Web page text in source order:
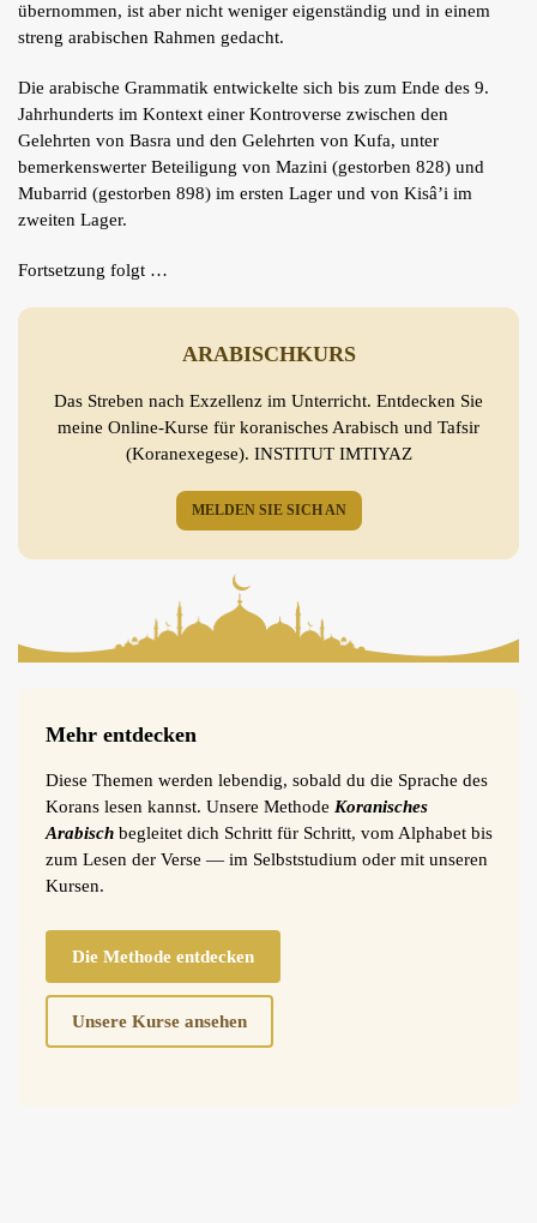
übernommen, ist aber nicht weniger eigenständig und in einem
streng arabischen Rahmen gedacht.
Die arabische Grammatik entwickelte sich bis zum Ende des 9.
Jahrhunderts im Kontext einer Kontroverse zwischen den
Gelehrten von Basra und den Gelehrten von Kufa, unter
bemerkenswerter Beteiligung von Mazini (gestorben 828) und
Mubarrid (gestorben 898) im ersten Lager und von Kisâ’i im
zweiten Lager.
Fortsetzung folgt …
ARABISCHKURS
Das Streben nach Exzellenz im Unterricht. Entdecken Sie
meine Online-Kurse für koranisches Arabisch und Tafsir
(Koranexegese). INSTITUT IMTIYAZ
MELDEN SIE SICH AN
Mehr entdecken
Diese Themen werden lebendig, sobald du die Sprache des
Korans lesen kannst. Unsere Methode Koranisches
Arabischbegleitet dich Schritt für Schritt, vom Alphabet bis
zum Lesen der Verse — im Selbststudium oder mit unseren
Kursen.
Die Methode entdecken
Unsere Kurse ansehen